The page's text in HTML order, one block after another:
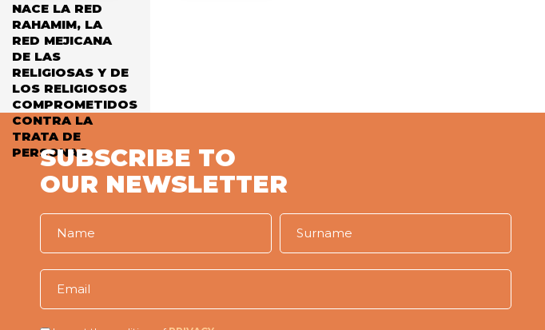
NACE LA RED
RAHAMIM, LA
RED MEJICANA
DE LAS
RELIGIOSAS Y DE
LOS RELIGIOSOS
COMPROMETIDOS
CONTRA LA
TRATA DE
PERSONAS
SUBSCRIBE TO
OUR NEWSLETTER